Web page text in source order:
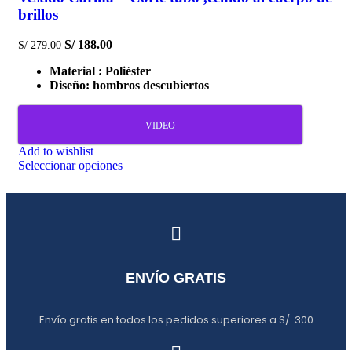
brillos
S/279.00 S/188.00
Material : Poliéster
Diseño: hombros descubiertos
VIDEO
Add to wishlist
Seleccionar opciones
ENVÍO GRATIS
Envío gratis en todos los pedidos superiores a S/. 300